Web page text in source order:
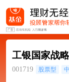
工银国家战
001719 股票型